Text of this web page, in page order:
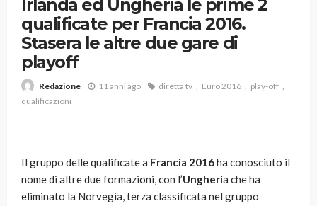
Irlanda ed Ungheria le prime 2
qualificate per Francia 2016.
Stasera le altre due gare di
playoff
Redazione 11 anni ago diretta tv Euro 2016
play-off
qualificazioni
Il gruppo delle qualificate a Francia 2016ha conosciuto il
nome di altre due formazioni, con l’Ungheria che ha
eliminato la Norvegia, terza classificata nel gruppo